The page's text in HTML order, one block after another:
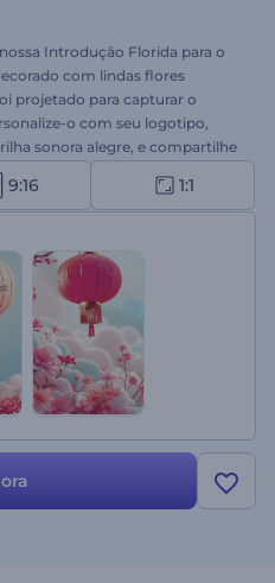
Introdução Florida para o
com lindas flores
projetado para capturar o
o com seu logotipo,
sonora alegre, e compartilhe
pessoais ou corporativos,
anúncios de feriados, este
Crie agora!
9:16 1:1